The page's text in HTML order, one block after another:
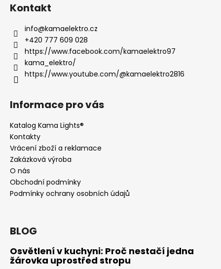
Kontakt
info@kamaelektro.cz
+420 777 609 028
https://www.facebook.com/kamaelektro97
kama_elektro/
https://www.youtube.com/@kamaelektro2816
Informace pro vás
Katalog Kama Lights®
Kontakty
Vrácení zboží a reklamace
Zakázková výroba
O nás
Obchodní podmínky
Podmínky ochrany osobních údajů
BLOG
Osvětlení v kuchyni: Proč nestačí jedna
žárovka uprostřed stropu